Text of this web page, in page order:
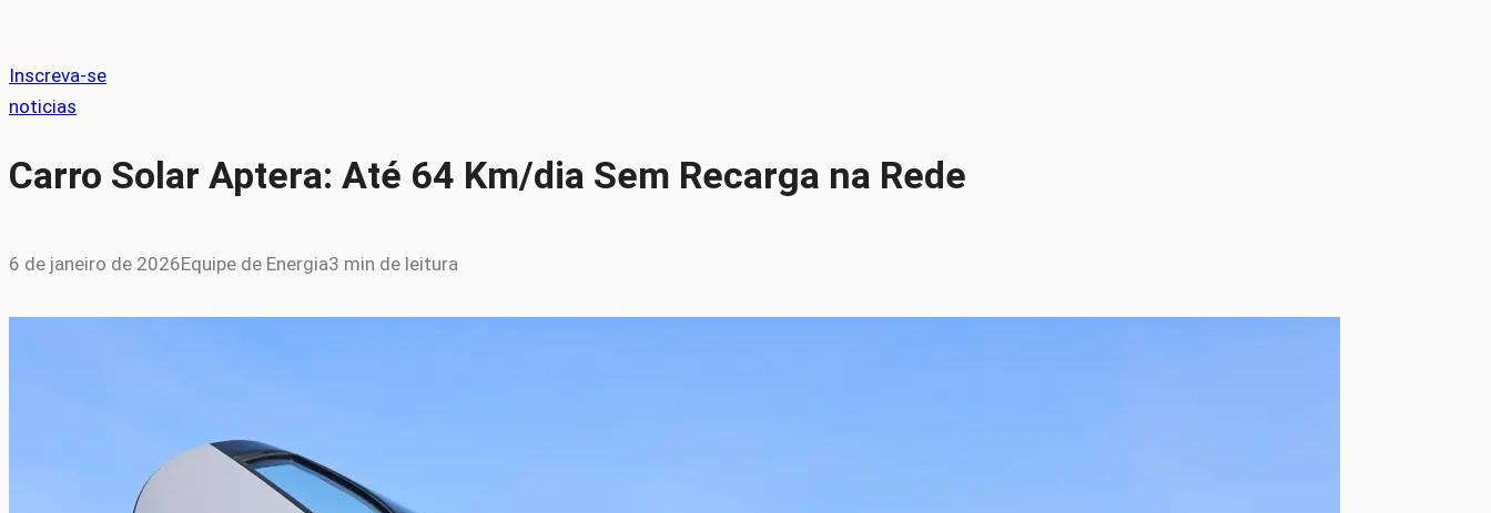
Inscreva-se
noticias
Carro Solar Aptera: Até 64 Km/dia Sem Recarga na Rede
6 de janeiro de 2026Equipe de Energia3 min de leitura